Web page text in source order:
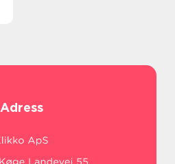
Adress